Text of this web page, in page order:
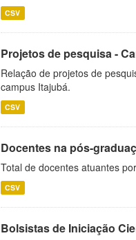
CSV
Projetos de pesquisa -
Relação de projetos de
campus Itajubá.
CSV
Docentes na pós-
Total de docentes atuantes
CSV
Bolsistas de Iniciação